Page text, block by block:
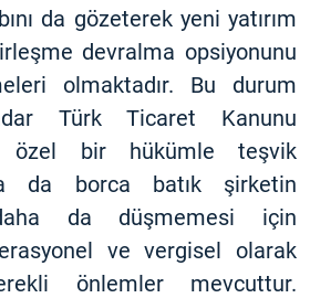
da gözeterek yeni yatırım
devralma opsiyonunu
olmaktadır. Bu durum
Türk Ticaret Kanunu
özel bir hükümle teşvik
da borca batık şirketin
da düşmemesi için
ve vergisel olarak
önlemler mevcuttur.